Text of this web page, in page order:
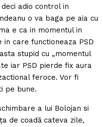
adio control in
o va baga pe aia cu
e ca in momentul in
care functioneaza PSD
stupid cu „momentul
iar PSD pierde fix aura
feroce. Vor fi
pe bune.
a lui Bolojan si
de coadă cateva zile,